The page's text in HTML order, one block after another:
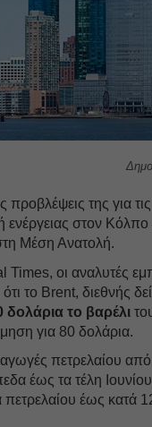
προβλέψεις της για
στον Κόλπο
Μέση Ανατολή.
οι αναλυτές
το Brent, διεθνής
δολάρια το βαρέλι
για 80 δολάρια.
πετρελαίου
έως τα τέλη
έως κατά